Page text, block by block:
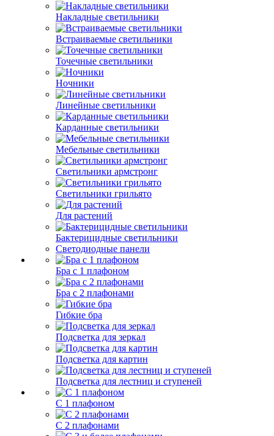
Накладные светильники
Встраиваемые светильники
Точечные светильники
Ночники
Линейные светильники
Карданные светильники
Мебельные светильники
Светильники армстронг
Светильники грильято
Для растений
Бактерицидные светильники
Светодиодные панели
Бра с 1 плафоном
Бра с 2 плафонами
Гибкие бра
Подсветка для зеркал
Подсветка для картин
Подсветка для лестниц и ступеней
С 1 плафоном
С 2 плафонами